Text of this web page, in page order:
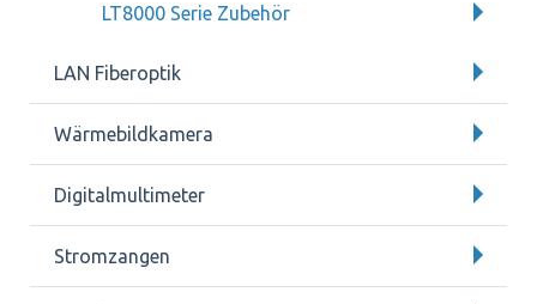
LT8000 Serie Zubehör
LAN Fiberoptik
Wärmebildkamera
Digitalmultimeter
Stromzangen